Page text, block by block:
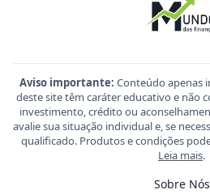
Aviso importante: Conteúdo apenas
deste site têm caráter educativo e não
investimento, crédito ou
avalie sua situação individual e, se
qualificado. Produtos e condições
Leia mais.
Sobre Nós